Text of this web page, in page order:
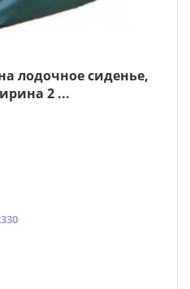
лодочное сиденье,
2 ...